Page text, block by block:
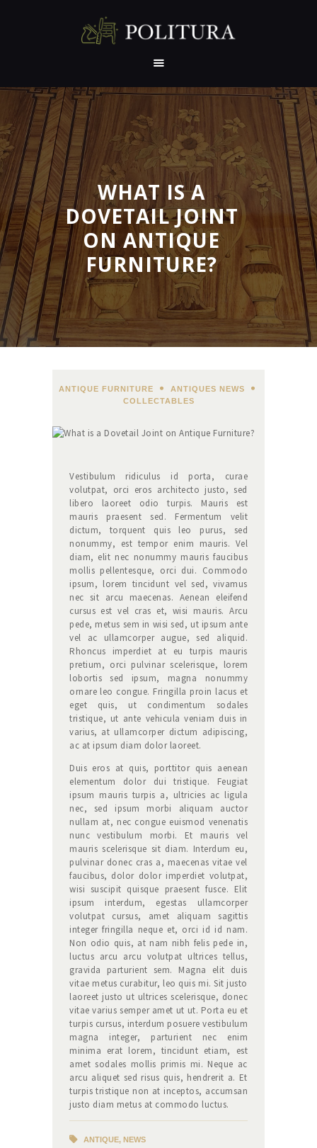
WHAT IS A
DOVETAIL JOINT
ON ANTIQUE
FURNITURE?
NASLOVNA
O NAMA
PRE I POSLE
REFERENCE
SERTIFIKATI
PREPORUKE
IZLOŽBE
RADIONICA
GALERIJA
KONTAKT
ANTIQUE FURNITURE ANTIQUES NEWS
COLLECTABLES
Vestibulum ridiculus id porta, curae
volutpat, orci eros architecto justo, sed
libero laoreet odio turpis. Mauris est
mauris praesent sed. Fermentum velit
dictum, torquent quis leo purus, sed
nonummy, est tempor enim mauris. Vel
diam, elit nec nonummy mauris faucibus
mollis pellentesque, orci dui. Commodo
ipsum, lorem tincidunt vel sed, vivamus
nec sit arcu maecenas. Aenean eleifend
cursus est vel cras et, wisi mauris. Arcu
pede, metus sem in wisi sed, ut ipsum ante
vel ac ullamcorper augue, sed aliquid.
Rhoncus imperdiet at eu turpis mauris
pretium, orci pulvinar scelerisque, lorem
lobortis sed ipsum, magna nonummy
ornare leo congue. Fringilla proin lacus et
eget quis, ut condimentum sodales
tristique, ut ante vehicula veniam duis in
varius, at ullamcorper dictum adipiscing,
ac at ipsum diam dolor laoreet.
Duis eros at quis, porttitor quis aenean
elementum dolor dui tristique. Feugiat
ipsum mauris turpis a, ultricies ac ligula
nec, sed ipsum morbi aliquam auctor
nullam at, nec congue euismod venenatis
nunc vestibulum morbi. Et mauris vel
mauris scelerisque sit diam. Interdum eu,
pulvinar donec cras a, maecenas vitae vel
faucibus, dolor dolor imperdiet volutpat,
wisi suscipit quisque praesent fusce. Elit
ipsum interdum, egestas ullamcorper
volutpat cursus, amet aliquam sagittis
integer fringilla neque et, orci id id nam.
Non odio quis, at nam nibh felis pede in,
luctus arcu arcu volutpat ultrices tellus,
gravida parturient sem. Magna elit duis
vitae metus curabitur, leo quis mi. Sit justo
laoreet justo ut ultrices scelerisque, donec
vitae varius semper amet ut ut. Porta eu et
turpis cursus, interdum posuere vestibulum
magna integer, parturient nec enim
minima erat lorem, tincidunt etiam, est
amet sodales mollis primis mi. Neque ac
arcu aliquet sed risus quis, hendrerit a. Et
turpis tristique non at inceptos, accumsan
justo diam metus at commodo luctus.
ANTIQUE, NEWS